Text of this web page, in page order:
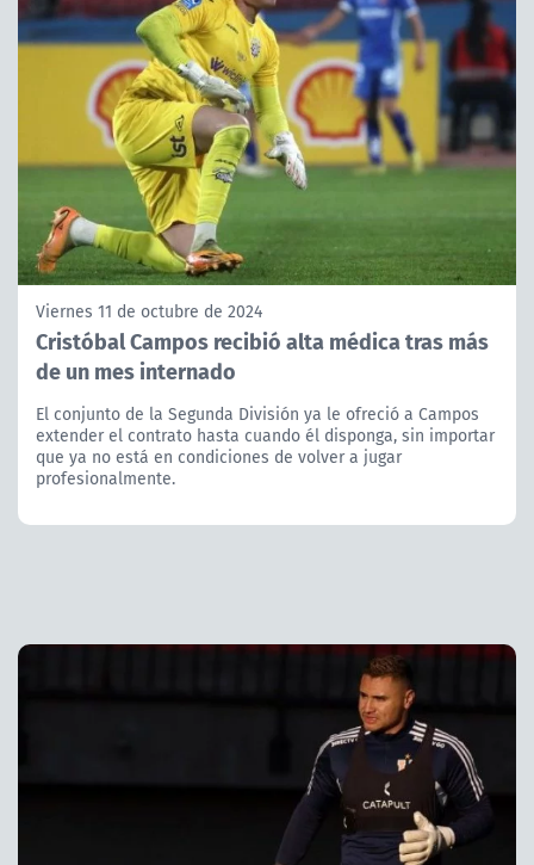
Viernes 11 de octubre de 2024
Cristóbal Campos recibió alta médica tras más
de un mes internado
El conjunto de la Segunda División ya le ofreció a Campos
extender el contrato hasta cuando él disponga, sin importar
que ya no está en condiciones de volver a jugar
profesionalmente.